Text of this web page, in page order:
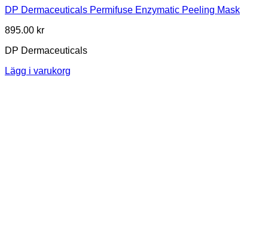
DP Dermaceuticals Permifuse Enzymatic Peeling Mask
895.00 kr
DP Dermaceuticals
Lägg i varukorg